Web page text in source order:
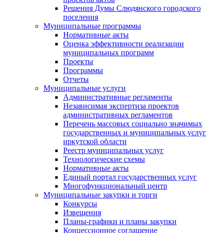
Решения Думы Слюдянского городского
поселения
Муниципальные программы
Нормативные акты
Оценка эффективности реализации
муниципальных программ
Проекты
Программы
Отчеты
Муниципальные услуги
Административные регламенты
Независимая экспертиза проектов
административных регламентов
Перечень массовых социально значимых
государственных и муниципальных услуг
иркутской области
Реестр муниципальных услуг
Технологические схемы
Нормативные акты
Единый портал государственных услуг
Многофункциональный центр
Муниципальные закупки и торги
Конкурсы
Извещения
Планы-графики и планы закупки
Концессионное соглашение